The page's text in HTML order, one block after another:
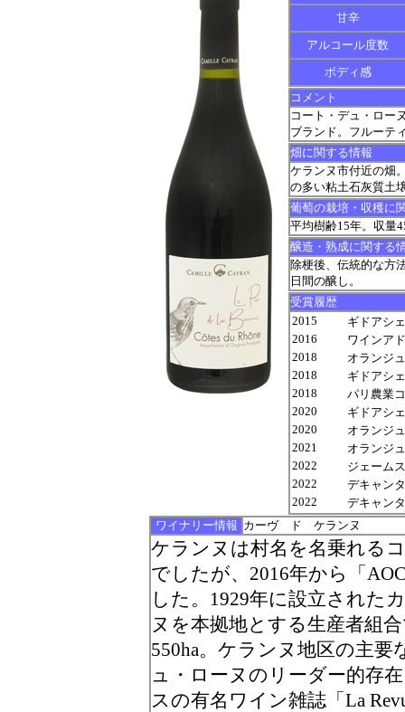
甘辛
アルコール度数
ボディ感
コメント
コート・デュ・ロー
ブランド。フルーテ
畑に関する情報
ケランヌ市付近の畑
の多い粘土石灰質土
葡萄の栽培・収穫に
平均樹齢15年。収量
醸造・熟成に関する
除梗後、伝統的な方
日間の醸し。
受賞履歴
2015
ギドアシ
2016
ワインア
2018
オランジ
2018
ギドアシ
2018
パリ農業
2020
ギドアシ
2020
オランジ
2021
オランジ
2022
ジェーム
2022
デキャン
2022
デキャン
ワイナリー情報 カーヴ ド ケランヌ
ケランヌは村名を名乗れる
でしたが、2016年から「
した。1929年に設立された
ヌを本拠地とする生産者組
550ha。ケランヌ地区の主
ュ・ローヌのリーダー的存
スの有名ワイン雑誌「La